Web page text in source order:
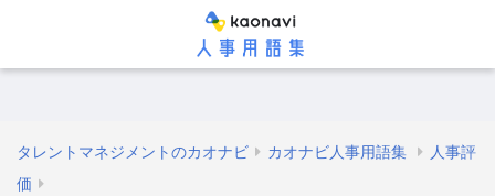
タレントマネジメントのカオナビ カオナビ人事用語集
人事評
価